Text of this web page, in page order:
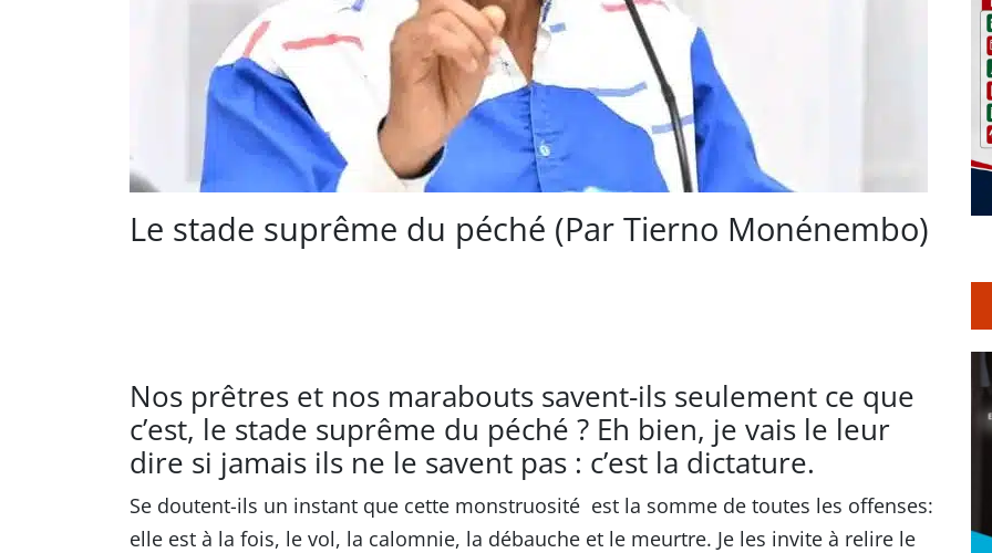
Le stade suprême du péché (Par Tierno Monénembo)
Nos prêtres et nos marabouts savent-ils seulement ce que
c’est, le stade suprême du péché ? Eh bien, je vais le leur
dire si jamais ils ne le savent pas : c’est la dictature.
Se doutent-ils un instant que cette monstruosité est la somme de toutes les offenses:
elle est à la fois, le vol, la calomnie, la débauche et le meurtre. Je les invite à relire le